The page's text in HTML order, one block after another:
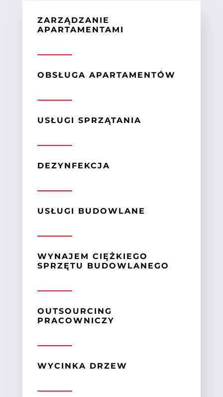
ZARZĄDZANIE
APARTAMENTAMI
OBSŁUGA APARTAMENTÓW
USŁUGI SPRZĄTANIA
DEZYNFEKCJA
USŁUGI BUDOWLANE
WYNAJEM CIĘŻKIEGO
SPRZĘTU BUDOWLANEGO
OUTSOURCING
PRACOWNICZY
WYCINKA DRZEW